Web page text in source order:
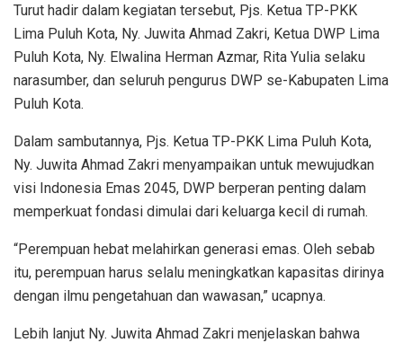
Turut hadir dalam kegiatan tersebut, Pjs. Ketua TP-PKK
Lima Puluh Kota, Ny. Juwita Ahmad Zakri, Ketua DWP Lima
Puluh Kota, Ny. Elwalina Herman Azmar, Rita Yulia selaku
narasumber, dan seluruh pengurus DWP se-Kabupaten Lima
Puluh Kota.
Dalam sambutannya, Pjs. Ketua TP-PKK Lima Puluh Kota,
Ny. Juwita Ahmad Zakri menyampaikan untuk mewujudkan
visi Indonesia Emas 2045, DWP berperan penting dalam
memperkuat fondasi dimulai dari keluarga kecil di rumah.
“Perempuan hebat melahirkan generasi emas. Oleh sebab
itu, perempuan harus selalu meningkatkan kapasitas dirinya
dengan ilmu pengetahuan dan wawasan,” ucapnya.
Lebih lanjut Ny. Juwita Ahmad Zakri menjelaskan bahwa